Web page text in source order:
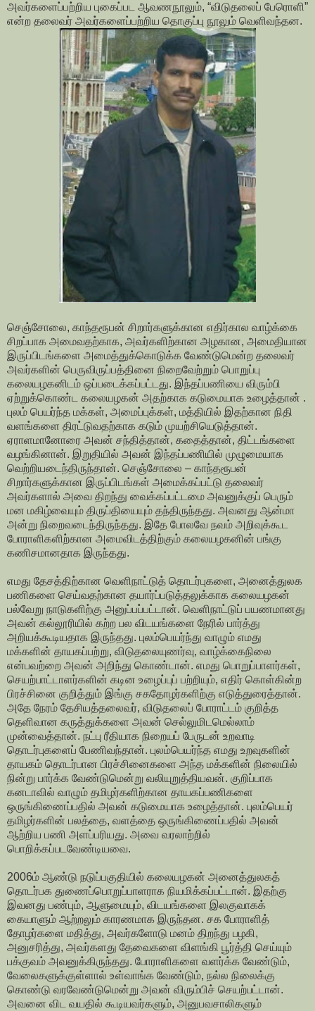
அவர்களைப்பற்றிய புகைப்பட ஆவணநூலும், “விடுதலைப் பேரொளி”
என்ற தலைவர் அவர்களைப்பற்றிய தொகுப்பு நூலும் வெளிவந்தன.
செஞ்சோலை, காந்தரூபன் சிறார்களுக்கான எதிர்கால வாழ்க்கை
சிறப்பாக அமைவதற்காக, அவர்களிற்கான அழகான, அமைதியான
இருப்பிடங்களை அமைத்துக்கொடுக்க வேண்டுமென்ற தலைவர்
அவர்களின் பெருவிருப்பத்தினை நிறைவேற்றும் பொறுப்பு
கலையழகனிடம் ஒப்படைக்கப்பட்டது. இந்தப்பணியை விரும்பி
ஏற்றுக்கொண்ட கலையழகன் அதற்காக கடுமையாக உழைத்தான் .
புலம் பெயர்ந்த மக்கள், அமைப்புக்கள், மத்தியில் இதற்கான நிதி
வளங்களை திரட்டுவதற்காக கடும் முயற்சியெடுத்தான்.
ஏராளமானோரை அவன் சந்தித்தான், கதைத்தான், திட்டங்களை
வழங்கினான். இறுதியில் அவன் இந்தப்பணியில் முழுமையாக
வெற்றியடைந்திருந்தான். செஞ்சோலை – காந்தரூபன்
சிறார்களுக்கான இருப்பிடங்கள் அமைக்கப்பட்டு தலைவர்
அவர்களால் அவை திறந்து வைக்கப்பட்டமை அவனுக்குப் பெரும்
மன மகிழ்வையும் திருப்தியையும் தந்திருந்தது. அவனது ஆன்மா
அன்று நிறைவடைந்திருந்தது. இதே போலவே நவம் அறிவுக்கூட
போராளிகளிற்கான அமைவிடத்திற்கும் கலையழகனின் பங்கு
கணிசமானதாக இருந்தது.
எமது தேசத்திற்கான வெளிநாட்டுத் தொடர்புகளை, அனைத்துலக
பணிகளை செய்வதற்கான தயார்ப்படுத்தலுக்காக கலையழகன்
பல்வேறு நாடுகளிற்கு அனுப்பப்பட்டான். வெளிநாட்டுப் பயணமானது
அவன் கல்லூரியில் கற்ற பல விடயங்களை நேரில் பார்த்து
அறியக்கூடியதாக இருந்தது. புலம்பெயர்ந்து வாழும் எமது
மக்களின் தாயகப்பற்று, விடுதலையுணர்வு, வாழ்க்கைநிலை
என்பவற்றை அவன் அறிந்து கொண்டான். எமது பொறுப்பாளர்கள்,
செயற்பாட்டாளர்களின் கடின உழைப்புப் பற்றியும், எதிர் கொள்கின்ற
பிரச்சினை குறித்தும் இங்கு சகதோழர்களிற்கு எடுத்துரைத்தான்.
அதே நேரம் தேசியத்தலைவர், விடுதலைப் போராட்டம் குறித்த
தெளிவான கருத்துக்களை அவன் செல்லுமிடமெல்லாம்
முன்வைத்தான். நட்பு ரீதியாக நிறையப் பேருடன் உறவாடி
தொடர்புகளைப் பேணிவந்தான். புலம்பெயர்ந்த எமது உறவுகளின்
தாயகம் தொடர்பான பிரச்சினைகளை அந்த மக்களின் நிலையில்
நின்று பார்க்க வேண்டுமென்று வலியுறுத்தியவன். குறிப்பாக
கனடாவில் வாழும் தமிழர்களிற்கான தாயகப்பணிகளை
ஒருங்கிணைப்பதில் அவன் கடுமையாக உழைத்தான். புலம்பெயர்
தமிழர்களின் பலத்தை, வளத்தை ஒருங்கிணைப்பதில் அவன்
ஆற்றிய பணி அளப்பரியது. அவை வரலாற்றில்
பொறிக்கப்படவேண்டியவை.
2006ம் ஆண்டு நடுப்பகுதியில் கலையழகன் அனைத்துலகத்
தொடர்பக துணைப்பொறுப்பாளராக நியமிக்கப்பட்டான். இதற்கு
இவனது பண்பும், ஆளுமையும், விடயங்களை இலகுவாகக்
கையாளும் ஆற்றலும் காரணமாக இருந்தன. சக போராளித்
தோழர்களை மதித்து, அவர்களோடு மனம் திறந்து பழகி,
அனுசரித்து, அவர்களது தேவைகளை விளங்கி பூர்த்தி செய்யும்
பக்குவம் அவனுக்கிருந்தது. போராளிகளை வளர்க்க வேண்டும்,
வேலைகளுக்குள்ளால் உள்வாங்க வேண்டும், நல்ல நிலைக்கு
கொண்டு வரவேண்டுமென்று அவன் விரும்பிச் செயற்பட்டான்.
அவனை விட வயதில் கூடியவர்களும், அனுபவசாலிகளும்